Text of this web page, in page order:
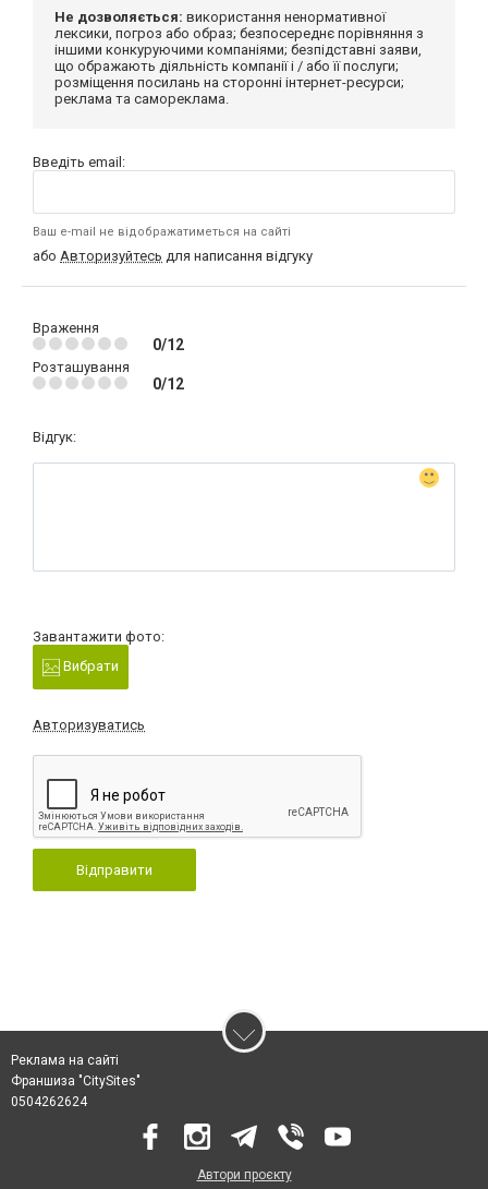
Не дозволяється: використання ненормативної
лексики, погроз або образ; безпосереднє порівняння з
іншими конкуруючими компаніями; безпідставні заяви,
що ображають діяльність компанії і / або її послуги;
розміщення посилань на сторонні інтернет-ресурси;
реклама та самореклама.
Введіть email:
Ваш e-mail не відображатиметься на сайті
або Авторизуйтесь для написання відгуку
Враження
0/12
Розташування
0/12
Відгук:
Завантажити фото:
Вибрати
Авторизуватись
Відправити
Реклама на сайті
Франшиза "CitySites"
0504262624
Автори проєкту